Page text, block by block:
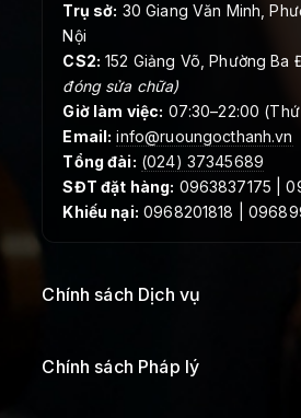
Trụ sở: 30 Giang Văn Minh,
Nội
CS2: 152 Giảng Võ, Phường Ba
đóng sửa chữa)
Giờ làm việc: 07:30–22:00
Email: info@ruoungocthanh.vn
Tổng đài: (024) 37345689
SĐT đặt hàng: 0963837175 |
Khiếu nại: 0968201818 |
Chính sách Dịch vụ
Chính sách Pháp lý